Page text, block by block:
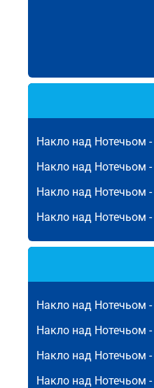
Накло над Нотечьом -
Накло над Нотечьом -
Накло над Нотечьом -
Накло над Нотечьом -
Накло над Нотечьом -
Накло над Нотечьом -
Накло над Нотечьом -
Накло над Нотечьом -